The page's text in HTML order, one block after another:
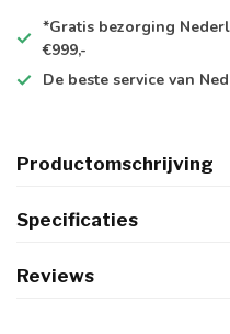
*Gratis bezorging
€999,-
De beste service van
Productomschrijving
Specificaties
Reviews